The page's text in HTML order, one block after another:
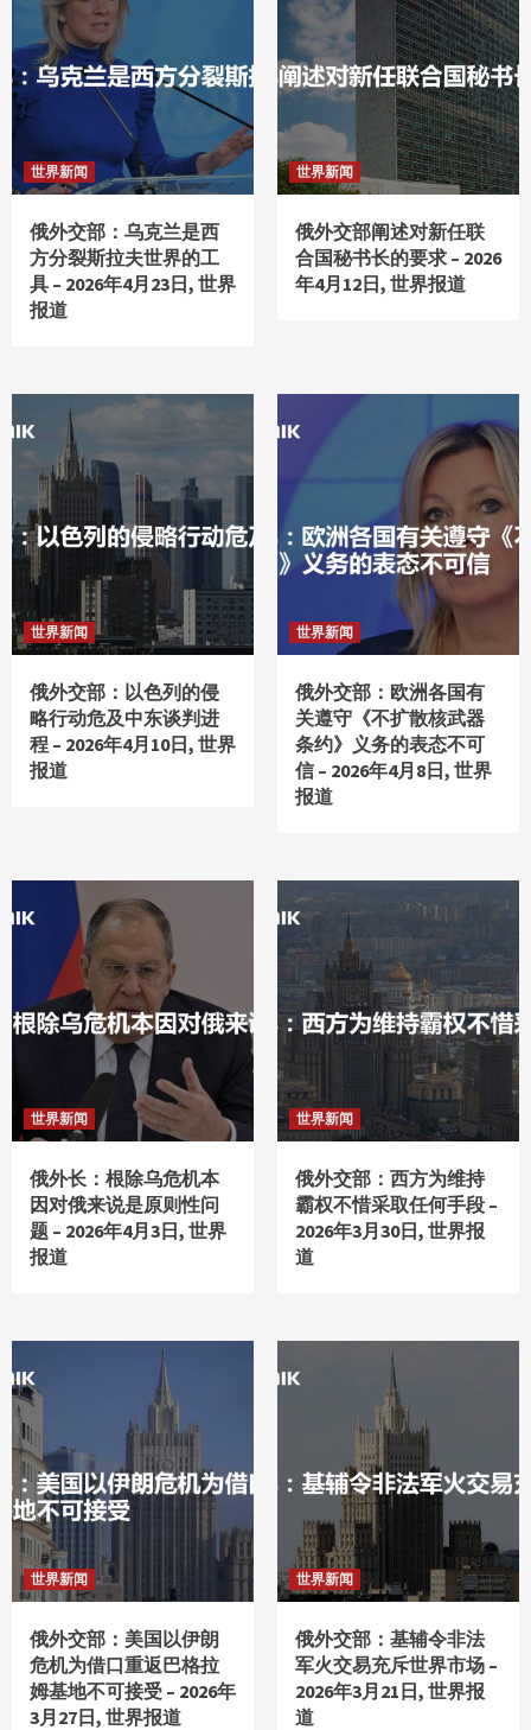
世界新闻
俄外交部：乌克兰是西
方分裂斯拉夫世界的工
具 – 2026年4月23日, 世界
报道
世界新闻
俄外交部阐述对新任联
合国秘书长的要求 – 2026
年4月12日, 世界报道
世界新闻
俄外交部：以色列的侵
略行动危及中东谈判进
程 – 2026年4月10日, 世界
报道
世界新闻
俄外交部：欧洲各国有
关遵守《不扩散核武器
条约》义务的表态不可
信 – 2026年4月8日, 世界
报道
世界新闻
俄外长：根除乌危机本
因对俄来说是原则性问
题 – 2026年4月3日, 世界
报道
世界新闻
俄外交部：西方为维持
霸权不惜采取任何手段 –
2026年3月30日, 世界报
道
世界新闻
俄外交部：美国以伊朗
危机为借口重返巴格拉
姆基地不可接受 – 2026年
3月27日, 世界报道
世界新闻
俄外交部：基辅令非法
军火交易充斥世界市场 –
2026年3月21日, 世界报
道